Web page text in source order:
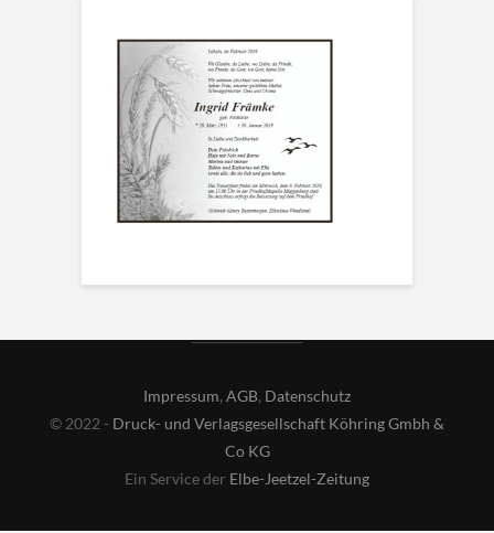
Impressum, AGB, Datenschutz
© 2022 - Druck- und Verlagsgesellschaft Köhring Gmbh &
Co KG
Ein Service der Elbe-Jeetzel-Zeitung